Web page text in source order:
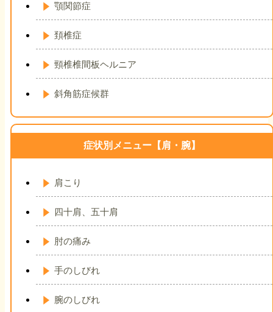
顎関節症
頚椎症
頸椎椎間板ヘルニア
斜角筋症候群
症状別メニュー【肩・腕】
肩こり
四十肩、五十肩
肘の痛み
手のしびれ
腕のしびれ